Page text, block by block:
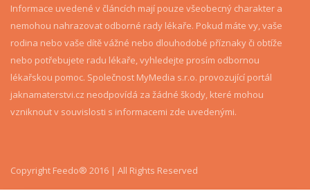
Informace uvedené v článcích mají pouze všeobecný charakter a
nemohou nahrazovat odborné rady lékaře. Pokud máte vy, vaše
rodina nebo vaše dítě vážné nebo dlouhodobé příznaky či obtíže
nebo potřebujete radu lékaře, vyhledejte prosím odbornou
lékařskou pomoc. Společnost MyMedia s.r.o. provozující portál
jaknamaterstvi.cz neodpovídá za žádné škody, které mohou
vzniknout v souvislosti s informacemi zde uvedenými.
Copyright Feedo® 2016 | All Rights Reserved